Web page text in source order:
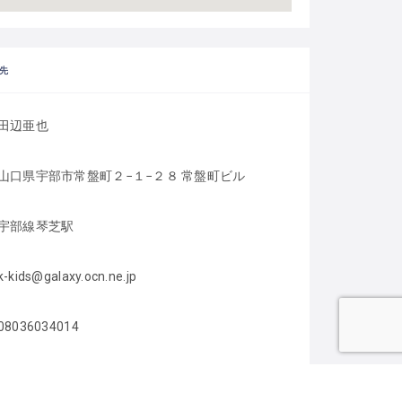
辺亜也
口県宇部市常盤町２−１−２８ 常盤町ビル
部線琴芝駅
kids@galaxy.ocn.ne.jp